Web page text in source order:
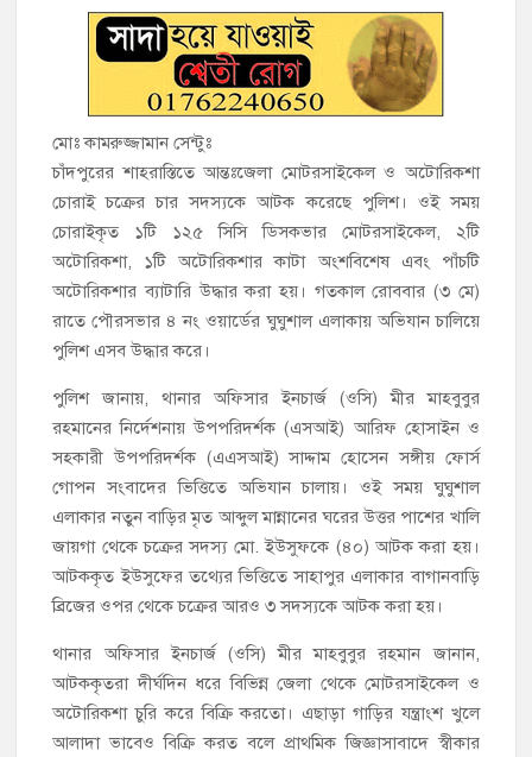
‘জনগণের ভোটে নির্বাচিত হয়ে ফরিদগঞ্জের উন্নয়নে কাজ করছি’ :
আলহাজ্ব এমএ হান্নান এমপি
নৌ পুলিশ ফাঁড়ির নাকের ডগায় কারেন্ট জালের দাপট, মতলবে প্রকাশ্যে
নিষিদ্ধ জাল মেরামত ও মাছ শিকার
‘জনগণের হাতে রাষ্ট্রের মালিকানা ফিরিয়ে দিতে বিএনপি সরকার
অঙ্গীকারাবদ্ধ’
মতলব উত্তরে সোনালী লাইফ ইন্সুইরেন্স কোম্পানী লিমিটেডের মরণোত্তর
চেক বিতরণ
হাজীগঞ্জ ডিগ্রি কলেজ গভীর শ্রদ্ধার সঙ্গে জুলাই গণঅভ্যুত্থানের সকল
শহীদকে স্মরণ
হাজীগঞ্জের যুবধারা সমবায় ক্ষুদ্রঋণ পুনরায় চালু করে মানুষের আমানতের
টাকা পরিশোধ করা হবে
মোঃ কামরুজ্জামান সেন্টুঃ
চাঁদপুরের শাহরাস্তিতে আন্তঃজেলা মোটরসাইকেল ও অটোরিকশা
চোরাই চক্রের চার সদস্যকে আটক করেছে পুলিশ। ওই সময়
চোরাইকৃত ১টি ১২৫ সিসি ডিসকভার মোটরসাইকেল, ২টি
অটোরিকশা, ১টি অটোরিকশার কাটা অংশবিশেষ এবং পাঁচটি
অটোরিকশার ব্যাটারি উদ্ধার করা হয়। গতকাল রোববার (৩ মে)
রাতে পৌরসভার ৪ নং ওয়ার্ডের ঘুঘুশাল এলাকায় অভিযান চালিয়ে
পুলিশ এসব উদ্ধার করে।
পুলিশ জানায়, থানার অফিসার ইনচার্জ (ওসি) মীর মাহবুবুর
রহমানের নির্দেশনায় উপপরিদর্শক (এসআই) আরিফ হোসাইন ও
সহকারী উপপরিদর্শক (এএসআই) সাদ্দাম হোসেন সঙ্গীয় ফোর্স
গোপন সংবাদের ভিত্তিতে অভিযান চালায়। ওই সময় ঘুঘুশাল
এলাকার নতুন বাড়ির মৃত আব্দুল মান্নানের ঘরের উত্তর পাশের খালি
জায়গা থেকে চক্রের সদস্য মো. ইউসুফকে (৪০) আটক করা হয়।
আটককৃত ইউসুফের তথ্যের ভিত্তিতে সাহাপুর এলাকার বাগানবাড়ি
ব্রিজের ওপর থেকে চক্রের আরও ৩ সদস্যকে আটক করা হয়।
থানার অফিসার ইনচার্জ (ওসি) মীর মাহবুবুর রহমান জানান,
আটককৃতরা দীর্ঘদিন ধরে বিভিন্ন জেলা থেকে মোটরসাইকেল ও
অটোরিকশা চুরি করে বিক্রি করতো। এছাড়া গাড়ির যন্ত্রাংশ খুলে
আলাদা ভাবেও বিক্রি করত বলে প্রাথমিক জিজ্ঞাসাবাদে স্বীকার